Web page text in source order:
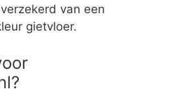
van een
gietvloer.